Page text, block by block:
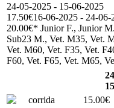
24-05-2025 - 15-06-2025
17.50€16-06-2025 - 24-06-
20.00€* Junior F., Junior
Sub23 M., Vet. M35, Vet.
Vet. M60, Vet. F35, Vet.
F60, Vet. F65, Vet. M65,
corrida
15.00€